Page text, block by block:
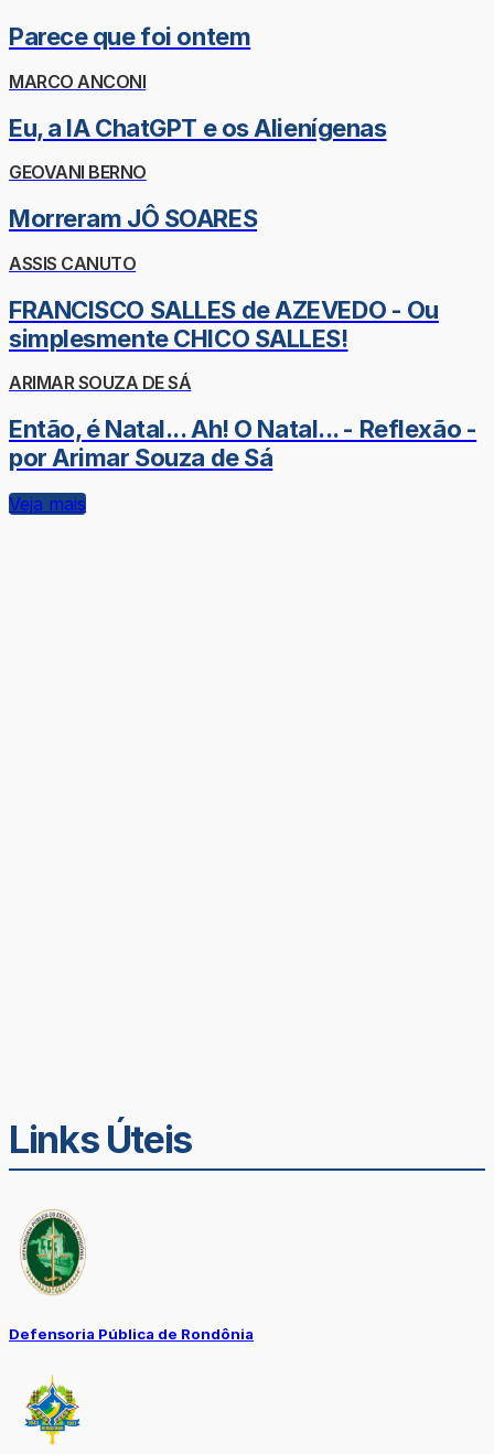
Parece que foi ontem
MARCO ANCONI
Eu, a IA ChatGPT e os Alienígenas
GEOVANI BERNO
Morreram JÔ SOARES
ASSIS CANUTO
FRANCISCO SALLES de AZEVEDO - Ou
simplesmente CHICO SALLES!
ARIMAR SOUZA DE SÁ
Então, é Natal... Ah! O Natal... - Reflexão -
por Arimar Souza de Sá
Veja mais
Links Úteis
Defensoria Pública de Rondônia